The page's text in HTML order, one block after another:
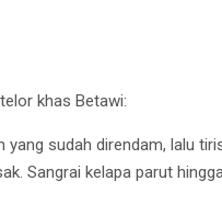
khas Betawi:
yang sudah direndam, lalu
Sangrai kelapa parut